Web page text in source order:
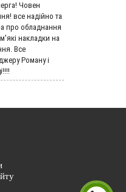
Човен
все надійно та
про обладнання
накладки на
Все
Роману і